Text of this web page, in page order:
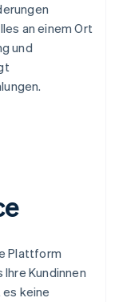
an einem Ort
und
Plattform
Kundinnen
es keine